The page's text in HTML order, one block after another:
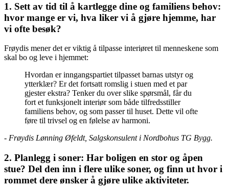
1. Sett av tid til å kartlegge dine og familiens behov:
hvor mange er vi, hva liker vi å gjøre hjemme, har
vi ofte besøk?
Frøydis mener det er viktig å tilpasse interiøret til menneskene som
skal bo og leve i hjemmet:
Hvordan er inngangspartiet tilpasset barnas utstyr og
ytterklær? Er det fortsatt romslig i stuen med et par
gjester ekstra? Tenker du over slike spørsmål, får du
fort et funksjonelt interiør som både tilfredsstiller
familiens behov, og som passer til huset. Dette vil ofte
føre til trivsel og en følelse av harmoni.
- Frøydis Lønning Øfeldt, Salgskonsulent i Nordbohus TG Bygg.
2. Planlegg i soner: Har boligen en stor og åpen
stue? Del den inn i flere ulike soner, og finn ut hvor i
rommet dere ønsker å gjøre ulike aktiviteter.